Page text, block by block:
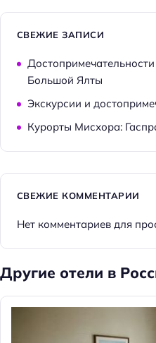
СВЕЖИЕ ЗАПИСИ
Большой Ялты
Экскурсии и
Курорты Мисхора:
СВЕЖИЕ КОММЕНТАРИИ
Нет комментариев для
Другие отели в